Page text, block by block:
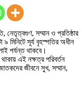
নেতৃত্বগুণ, সম্মান ও প্রতিষ্ঠার
সূর্য বৃহস্পতির অধীন
পর্যন্ত থাকবে।
এই নক্ষত্র পরিবর্তন
জীবনে সুখ, সম্মান,